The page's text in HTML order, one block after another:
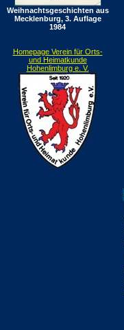
Weihnachtsgeschichten aus
Mecklenburg, 3. Auflage
1984
Homepage Verein für Orts-
und Heimatkunde
Hohenlimburg e. V.